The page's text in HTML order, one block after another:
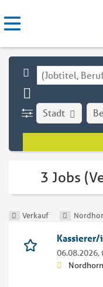
Stadt
3 Jobs
Verkauf
06.08.2026,
Nordhorn